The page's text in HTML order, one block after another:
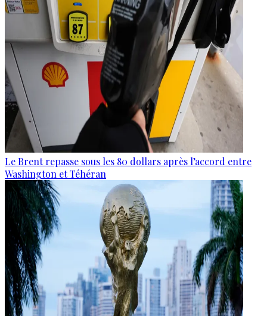
Le Brent repasse sous les 80 dollars après l’accord entre
Washington et Téhéran